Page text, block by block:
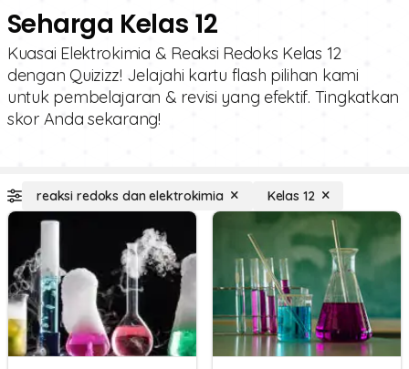
Seharga Kelas 12
Kuasai Elektrokimia & Reaksi Redoks Kelas 12
dengan Quizizz! Jelajahi kartu flash pilihan kami
untuk pembelajaran & revisi yang efektif. Tingkatkan
skor Anda sekarang!
reaksi redoks dan elektrokimia Kelas 12